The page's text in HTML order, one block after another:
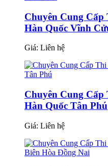
Chuyên Cung
Hàn Quốc Vĩnh
Giá: Liên hệ
Chuyên Cung
Hàn Quốc Tân Phú
Giá: Liên hệ